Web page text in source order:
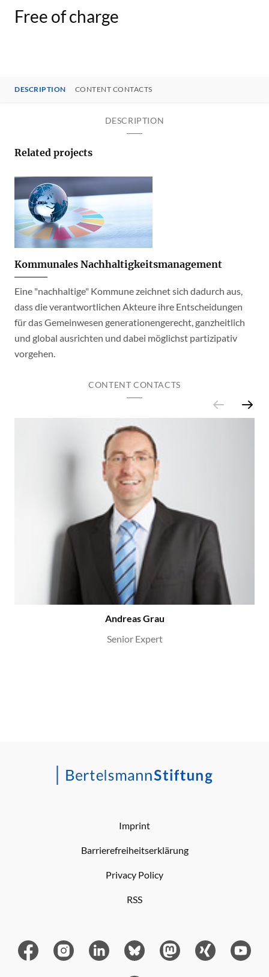
Free of charge
DESCRIPTION CONTENT CONTACTS
DESCRIPTION
Related projects
Kommunales Nachhaltigkeitsmanagement
Eine "nachhaltige" Kommune zeichnet sich dadurch aus,
dass die verantwortlichen Akteure ihre Entscheidungen
für das Gemeinwesen generationengerecht, ganzheitlich
und global ausrichten und dabei möglichst partizipativ
vorgehen.
CONTENT CONTACTS
Andreas Grau
Senior Expert
Imprint
Barrierefreiheitserklärung
Privacy Policy
RSS